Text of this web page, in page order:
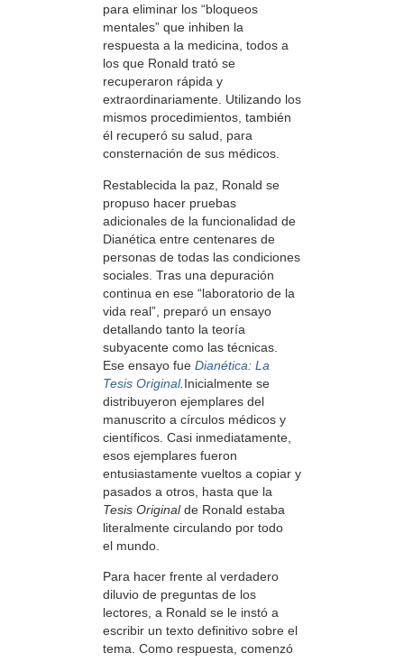
para eliminar los “bloqueos
mentales” que inhiben la
respuesta a la medicina, todos a
los que Ronald trató se
recuperaron rápida y
extraordinariamente. Utilizando los
mismos procedimientos, también
él recuperó su salud, para
consternación de sus médicos.
Restablecida la paz, Ronald se
propuso hacer pruebas
adicionales de la funcionalidad de
Dianética entre centenares de
personas de todas las condiciones
sociales. Tras una depuración
continua en ese “laboratorio de la
vida real”, preparó un ensayo
detallando tanto la teoría
subyacente como las técnicas.
Ese ensayo fue Dianética: La
Tesis Original. Inicialmente se
distribuyeron ejemplares del
manuscrito a círculos médicos y
científicos. Casi inmediatamente,
esos ejemplares fueron
entusiastamente vueltos a copiar y
pasados a otros, hasta que la
Tesis Originalde Ronald estaba
literalmente circulando por todo
el mundo.
Para hacer frente al verdadero
diluvio de preguntas de los
lectores, a Ronald se le instó a
escribir un texto definitivo sobre el
tema. Como respuesta, comenzó